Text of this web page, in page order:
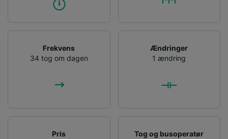
Frekvens
34 tog om dagen
Ændringer
1 ændring
Pris
Tog og busoperatør